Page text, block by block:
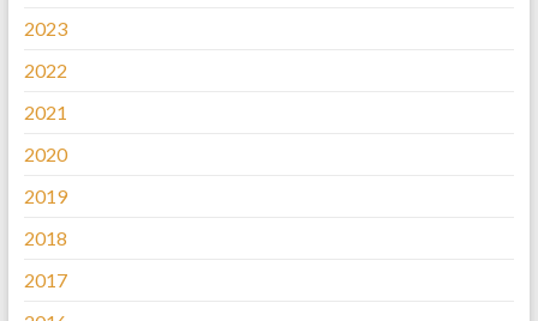
2023
2022
2021
2020
2019
2018
2017